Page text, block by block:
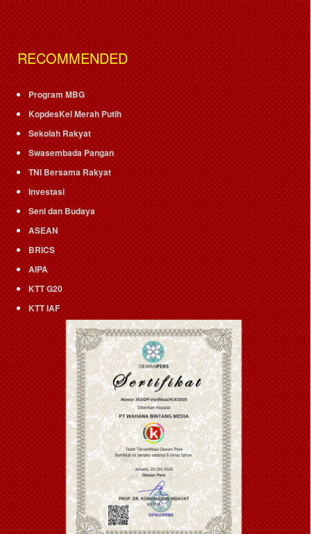
RECOMMENDED
Program MBG
KopdesKel Merah Putih
Sekolah Rakyat
Swasembada Pangan
TNI Bersama Rakyat
Investasi
Seni dan Budaya
ASEAN
BRICS
AIPA
KTT G20
KTT IAF